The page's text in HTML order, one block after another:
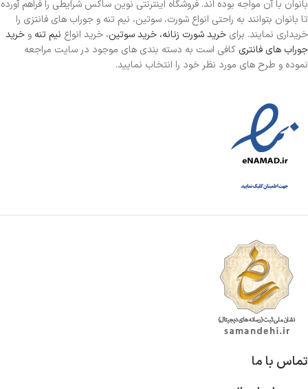
بانوان با آن مواجه بوده اند. فروشگاه اینترنتی نوین ساکس شرایطی را فراهم آورده
تا بانوان بتوانند به راحتی انواع شورت، سوتین، نیم تنه و جوراب های فانتزی را
خریداری نمایند. برای خرید شورت زنانه، خرید سوتین، خرید انواع نیم تنه و خرید
جوراب های فانتری کافی است به دسته بندی های موجود در سایت مراجعه
نموده و طرح های مورد نظر خود را انتخاب نمایید.
تماس با ما